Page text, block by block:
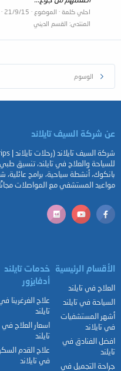
احلي كلمة الموضوع 21/9/15
المنتدى: القسم الديني
الوسوم
عن شركة السيف تايلاند
للسياحة والعلاج في تايلند، تنسيق
بانكوك، أنشطة سياحية، برامج
مواعيد المستشفي مع المواصلات مجانًا.
الأقسام الرئيسية
العلاج في تايلند
السياحة في تايلند
أشهر المستشفيات
في تايلاند
افضل الفنادق في
تايلند
جراحة التجميل في
خدمات تايلند
أدفايزور
علاج الغرغرينا
تايلند
اسعار العلاج في
تايلند
علاج القدم
في تايلاند